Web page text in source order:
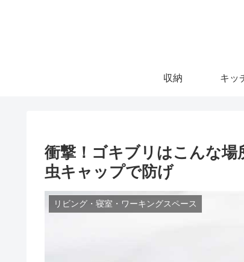
収納 キッ
衝撃！ゴキブリはこんな
虫キャップで防げ
リビング・寝室・ワーキングスペース